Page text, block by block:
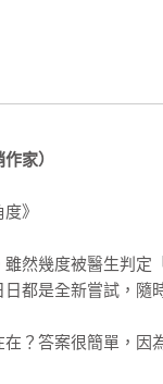
表
部分
應付
性
家）
》
然幾度被醫生判定
都是全新嘗試，隨
？答案很簡單，因